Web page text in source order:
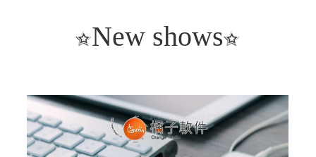
New shows